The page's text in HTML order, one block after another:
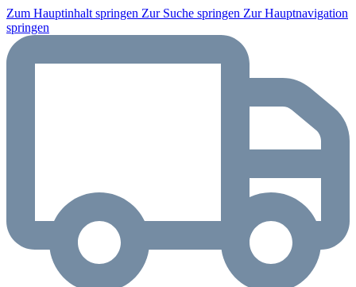
Zum Hauptinhalt springen Zur Suche springen Zur Hauptnavigation
springen